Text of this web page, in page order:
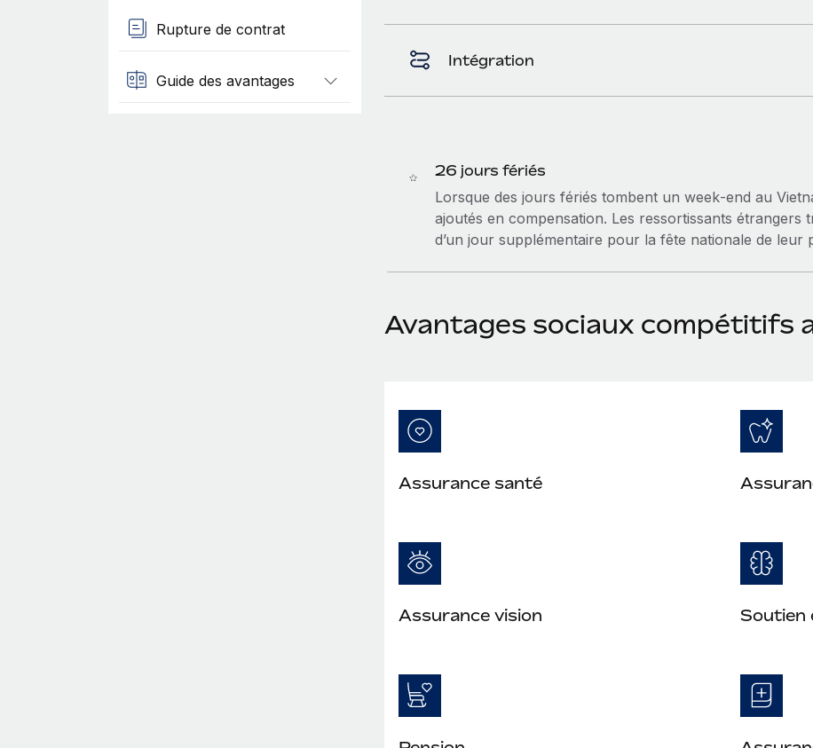
Rupture de contrat
Guide des avantages
Intégration
26 jours fériés
Lorsque des jours fériés tombent un week‑end au
ajoutés en compensation. Les ressortissants étrangers
d’un jour supplémentaire pour la fête nationale de leur
Avantages sociaux compétitifs
Assurance santé
Assurance vision Soutien